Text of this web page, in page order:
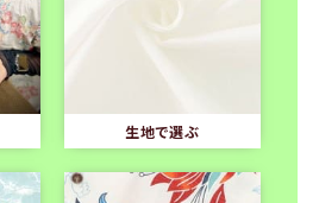
生地で選ぶ